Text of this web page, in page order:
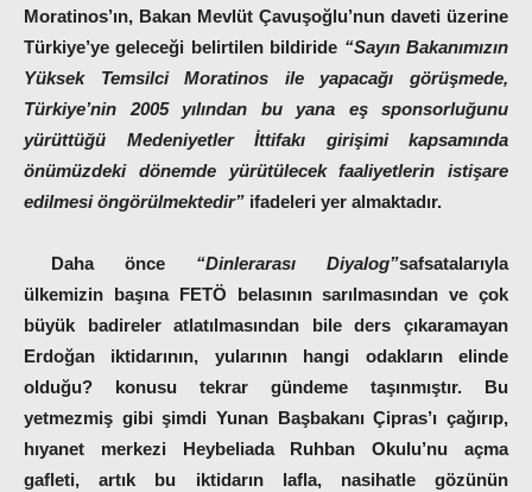
Moratinos’ın, Bakan Mevlüt Çavuşoğlu’nun daveti üzerine
Türkiye’ye geleceği belirtilen bildiride “Sayın Bakanımızın
Yüksek Temsilci Moratinos ile yapacağı görüşmede,
Türkiye’nin 2005 yılından bu yana eş sponsorluğunu
yürüttüğü Medeniyetler İttifakı girişimi kapsamında
önümüzdeki dönemde yürütülecek faaliyetlerin istişare
edilmesi öngörülmektedir” ifadeleri yer almaktadır.
Daha önce “Dinlerarası Diyalog”safsatalarıyla
ülkemizin başına FETÖ belasının sarılmasından ve çok
büyük badireler atlatılmasından bile ders çıkaramayan
Erdoğan iktidarının, yularının hangi odakların elinde
olduğu? konusu tekrar gündeme taşınmıştır. Bu
yetmezmiş gibi şimdi Yunan Başbakanı Çipras’ı çağırıp,
hıyanet merkezi Heybeliada Ruhban Okulu’nu açma
gafleti, artık bu iktidarın lafla, nasihatle gözünün